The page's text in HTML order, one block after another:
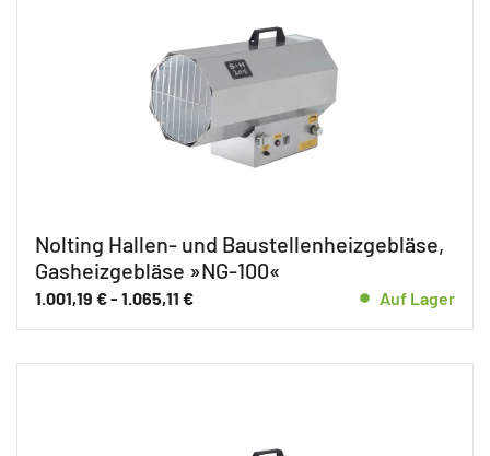
Nolting Hallen- und Baustellenheizgebläse,
Gasheizgebläse »NG-100«
1.001,19 €- 1.065,11 € Auf Lager